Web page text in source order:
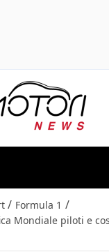
/ Formula 1 /
Mondiale piloti e